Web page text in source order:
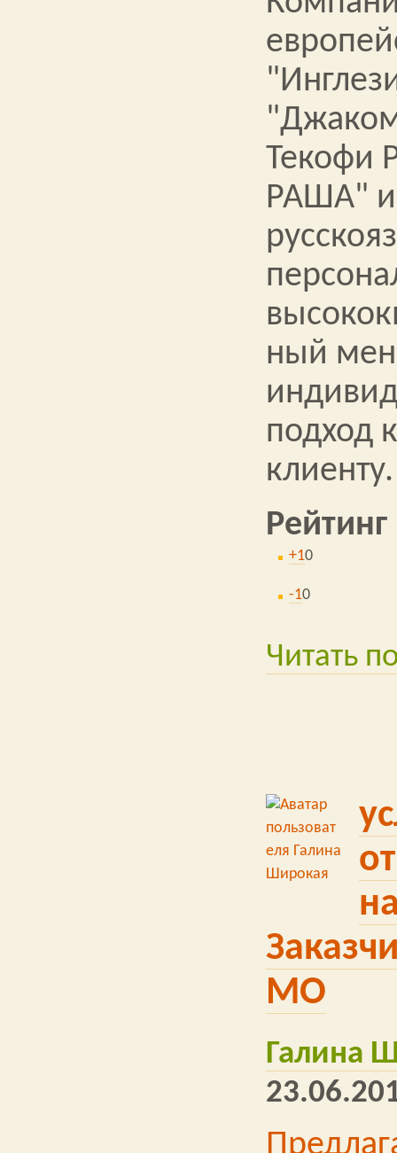
Текофи
РАША" и
ный
подход
клиенту.
Рейтинг
+10
-10
Читать
МО
Галина